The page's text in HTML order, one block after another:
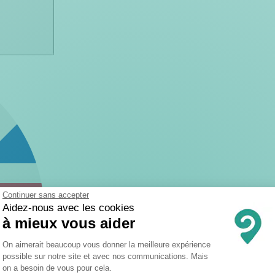
Continuer sans accepter
Aidez-nous avec les cookies
à mieux vous aider
Plateforme de Gestion du
On aimerait beaucoup vous donner la meilleure expérience
possible sur notre site et avec nos communications. Mais
on a besoin de vous pour cela.